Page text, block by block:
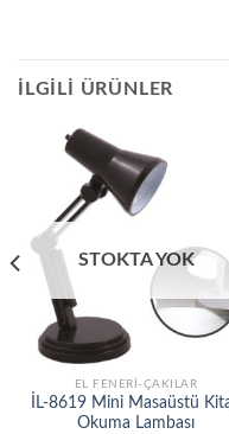
İLGILI ÜRÜNLER
STOKTA YOK
EL FENERİ-ÇAKILAR
İL-8619 Mini Masaüstü
Okuma Lambası